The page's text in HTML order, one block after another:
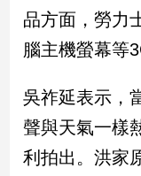
際
會/
方
新
冠
病
品方面，勞力
腦主機螢幕等
吳祚延表示，
聲與天氣一樣
利拍出。洪家